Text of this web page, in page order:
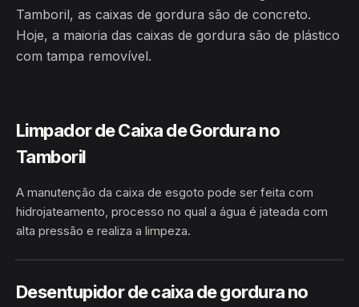
Tamboril, as caixas de gordura são de concreto.
Hoje, a maioria das caixas de gordura são de plástico
com tampa removível.
Limpador de Caixa de Gordura no
Tamboril
A manutenção da caixa de esgoto pode ser feita com
hidrojateamento, processo no qual a água é jateada com
alta pressão e realiza a limpeza.
HIDROJATEAMENTO TAMBORIL · CRISTÓPOLIS/BA
Desentupidor de caixa de gordura no